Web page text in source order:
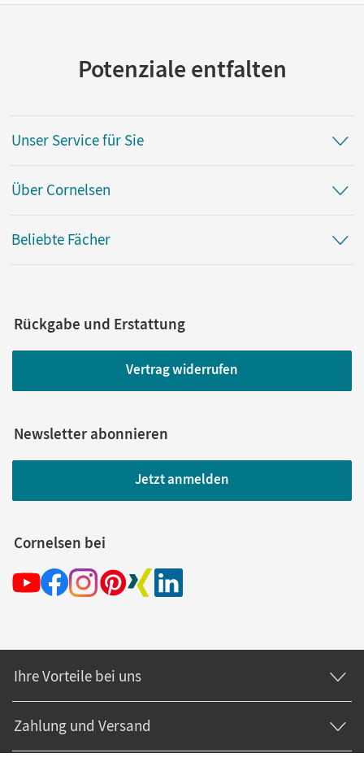
Potenziale entfalten
Unser Service für Sie
Über Cornelsen
Beliebte Fächer
Rückgabe und Erstattung
Vertrag widerrufen
Newsletter abonnieren
Jetzt anmelden
Cornelsen bei
Ihre Vorteile bei uns
Zahlung und Versand